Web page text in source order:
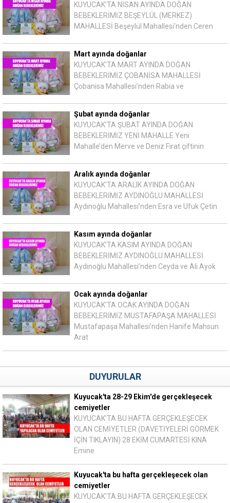
KUYUCAK’TA NİSAN AYINDA DOĞAN
BEBEKLERİMİZ BEŞEYLÜL (MERKEZ)
MAHALLESİ Beşeylül Mahallesi’nden Ceren
Mart ayında doğanlar
KUYUCAK’TA MART AYINDA DOĞAN
BEBEKLERİMİZ ÇOBANİSA MAHALLESİ
Çobanisa Mahallesi’nden Rabia ve
Şubat ayında doğanlar
KUYUCAK’TA ŞUBAT AYINDA DOĞAN
BEBEKLERİMİZ YENİ MAHALLE Yeni
Mahalle’den Merve ve Deniz Fırat çiftinin
Aralık ayında doğanlar
KUYUCAK’TA ARALIK AYINDA DOĞAN
BEBEKLERİMİZ AYDINOĞLU MAHALLESİ
Aydınoğlu Mahallesi’nden Esra ve Ufuk Çetin
Kasım ayında doğanlar
KUYUCAK’TA KASIM AYINDA DOĞAN
BEBEKLERİMİZ AYDINOĞLU MAHALLESİ
Aydınoğlu Mahallesi’nden Ceyda ve Ali Ayok
Ocak ayında doğanlar
KUYUCAK’TA OCAK AYINDA DOĞAN
BEBEKLERİMİZ MUSTAFAPAŞA MAHALLESİ
Mustafapaşa Mahallesi’nden Hanife Mahsun
Arat
DUYURULAR
Kuyucak'ta 28-29 Ekim'de gerçekleşecek
cemiyetler
KUYUCAK’TA BU HAFTA GERÇEKLEŞECEK
OLAN CEMİYETLER (DAVETİYELERİ GÖRMEK
İÇİN TIKLAYIN) 28 EKİM CUMARTESİ KINA
Emine
Kuyucak'ta bu hafta gerçekleşecek olan
cemiyetler
KUYUCAK’TA BU HAFTA GERÇEKLEŞECEK